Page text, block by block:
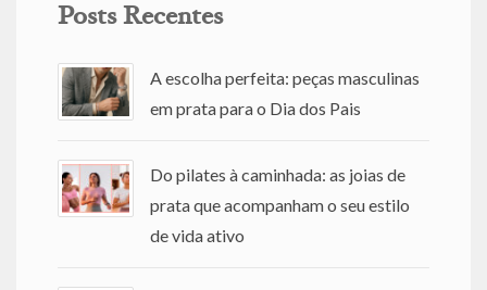
Posts Recentes
A escolha perfeita: peças masculinas
em prata para o Dia dos Pais
Do pilates à caminhada: as joias de
prata que acompanham o seu estilo
de vida ativo